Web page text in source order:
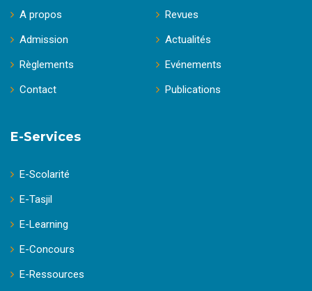
A propos
Admission
Règlements
Contact
Revues
Actualités
Evénements
Publications
E-Services
E-Scolarité
E-Tasjil
E-Learning
E-Concours
E-Ressources